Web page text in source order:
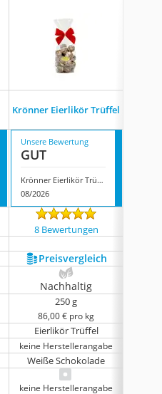
Krönner Eierlikör Trüffel
Unsere Bewertung
GUT
Krönner Eierlikör Trüffel
08/2026
8 Bewertungen
Preis­vergleich
Nachhaltig
250 g
86,00 € pro kg
Eierlikör Trüffel
keine Herstellerangabe
Weiße Schokolade
keine Herstellerangabe